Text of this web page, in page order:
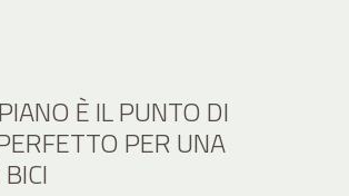
È IL PUNTO DI
PER UNA